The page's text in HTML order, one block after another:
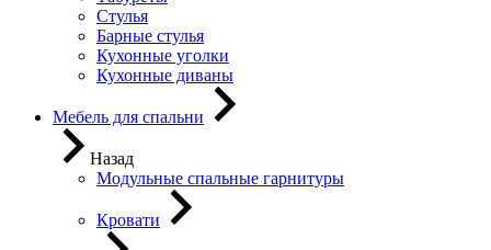
Стулья
Барные стулья
Кухонные уголки
Кухонные диваны
Мебель для спальни
Назад
Модульные спальные гарнитуры
Кровати